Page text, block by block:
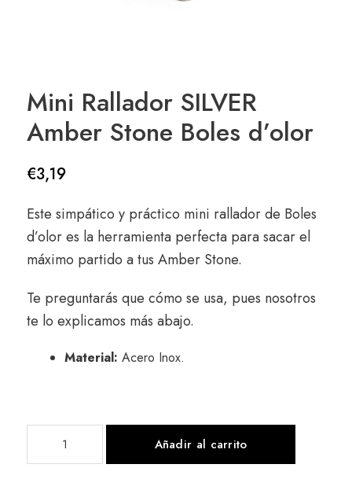
Mini Rallador SILVER
Amber Stone Boles d’olor
€3,19
Este simpático y práctico mini rallador de Boles
d’olor es la herramienta perfecta para sacar el
máximo partido a tus Amber Stone.
Te preguntarás que cómo se usa, pues nosotros
te lo explicamos más abajo.
Material: Acero Inox.
Añadir al carrito